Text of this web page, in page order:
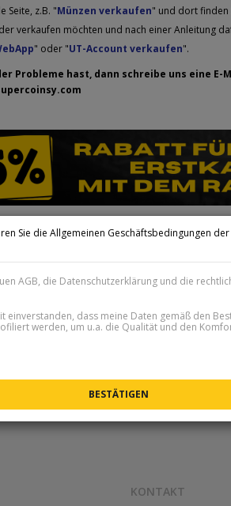
Seite, z.B. "Münzen verkaufen" und dort finden
verkaufen möchten und nach einer Anleitung
" oder "UT-Account verkaufen".
Probleme hast, dann schreibe uns eine E-
KONTAKT
Sie die Allgemeinen Geschäftsbedingungen
AGB, die Datenschutzerklärung und die
einverstanden, dass meine Daten gemäß den
werden, um u.a. die Qualität und den